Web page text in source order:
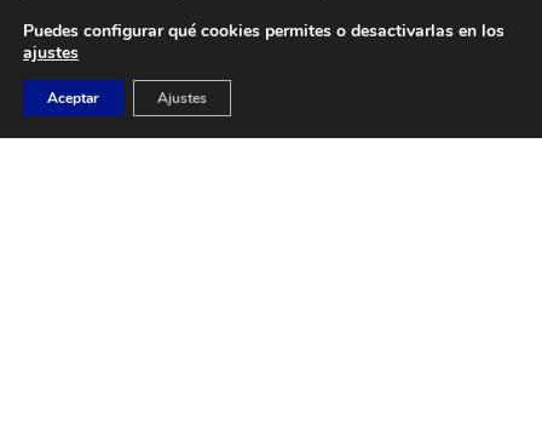
Villaviciosa de Odón (Madrid)
Puedes configurar qué cookies permites o desactivarlas en los
ajustes
Aceptar Ajustes